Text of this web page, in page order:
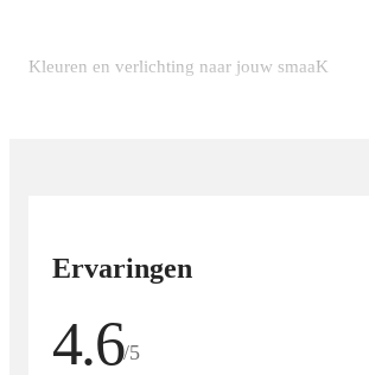
Kleuren en verlichting naar jouw smaaK
vlammen die nauwelijks van echt vuur te
Ervaringen
4.6/5